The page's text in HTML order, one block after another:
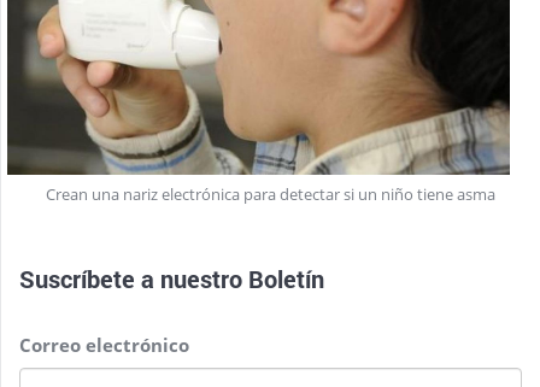
Crean una nariz electrónica para detectar si un niño tiene asma
Suscríbete a nuestro Boletín
Correo electrónico